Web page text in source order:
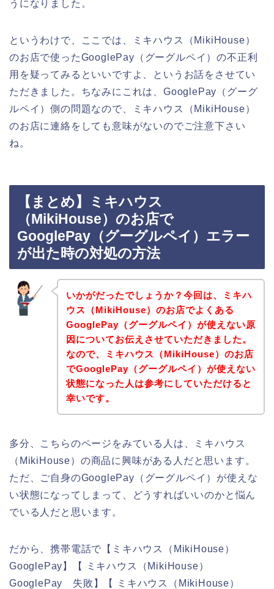
うになりました。
というわけで、ここでは、ミキハウス（MikiHouse）
のお店で使ったGooglePay（グーグルペイ）の不正利
用を疑ってみるといいですよ、というお話をさせてい
ただきました。ちなみにこれは、GooglePay（グーグ
ルペイ）側の問題なので、ミキハウス（MikiHouse）
のお店に連絡をしても意味がないのでご注意下さい
ね。
【まとめ】ミキハウス
（MikiHouse）のお店で
GooglePay（グーグルペイ）エラー
が出た時の対処の方法
いかがだったでしょうか？今回は、ミキハ
ウス（MikiHouse）のお店でよくある
GooglePay（グーグルペイ）が使えない原
因についてお伝えさせていただきました。
なので、ミキハウス（MikiHouse）のお店
でGooglePay（グーグルペイ）が使えない
状態になった人は参考にしていただけると
幸いです。
多分、こちらのページをみている人は、ミキハウス
（MikiHouse）の商品に興味がある人だと思います。
ただ、ご自身のGooglePay（グーグルペイ）が使えな
い状態になってしまって、どうすればいいのかと悩ん
でいる人だと思います。
だから、携帯電話で【ミキハウス（MikiHouse）
GooglePay】【 ミキハウス（MikiHouse）
GooglePay 失敗】【 ミキハウス（MikiHouse）